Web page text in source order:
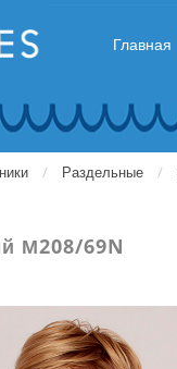
Главная
Раздельные
М208/69N